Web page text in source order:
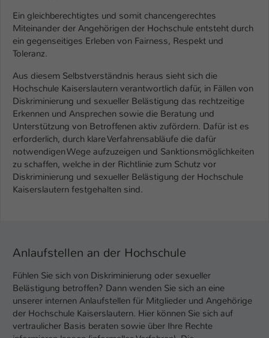
Ein gleichberechtigtes und somit chancengerechtes
Miteinander der Angehörigen der Hochschule entsteht durch
ein gegenseitiges Erleben von Fairness, Respekt und
Toleranz.
Aus diesem Selbstverständnis heraus sieht sich die
Hochschule Kaiserslautern verantwortlich dafür, in Fällen von
Diskriminierung und sexueller Belästigung das rechtzeitige
Erkennen und Ansprechen sowie die Beratung und
Unterstützung von Betroffenen aktiv zufördern. Dafür ist es
erforderlich, durch klare Verfahrensabläufe die dafür
notwendigen Wege aufzuzeigen und Sanktionsmöglichkeiten
zu schaffen, welche in der Richtlinie zum Schutz vor
Diskriminierung und sexueller Belästigung der Hochschule
Kaiserslautern festgehalten sind.
Anlaufstellen an der Hochschule
Fühlen Sie sich von Diskriminierung oder sexueller
Belästigung betroffen? Dann wenden Sie sich an eine
unserer internen Anlaufstellen für Mitglieder und Angehörige
der Hochschule Kaiserslautern. Hier können Sie sich auf
vertraulicher Basis beraten sowie über Ihre Rechte